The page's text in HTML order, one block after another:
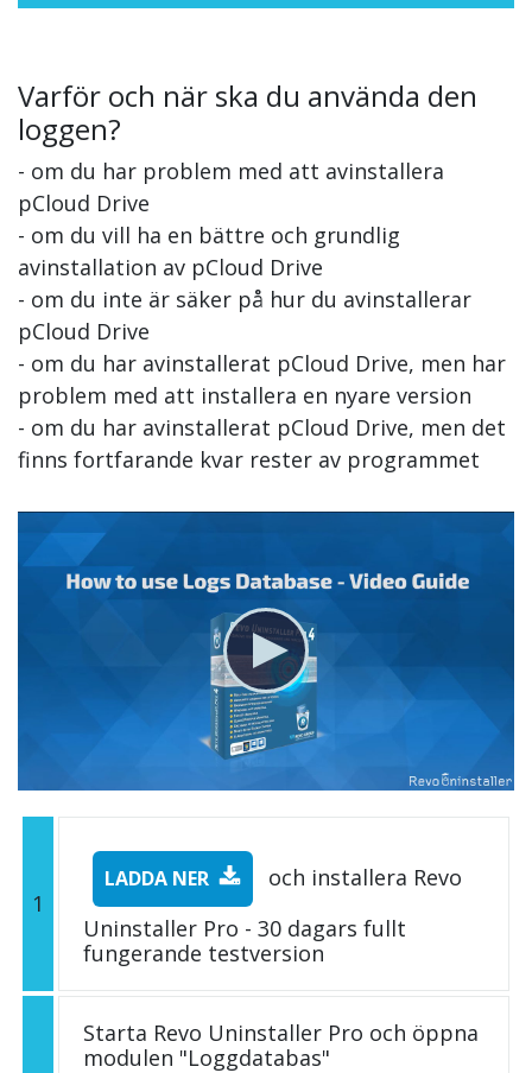
Varför och när ska du använda den
loggen?
- om du har problem med att avinstallera
pCloud Drive
- om du vill ha en bättre och grundlig
avinstallation av pCloud Drive
- om du inte är säker på hur du avinstallerar
pCloud Drive
- om du har avinstallerat pCloud Drive, men har
problem med att installera en nyare version
- om du har avinstallerat pCloud Drive, men det
finns fortfarande kvar rester av programmet
1
LADDA NER
och installera Revo
Uninstaller Pro - 30 dagars fullt
fungerande testversion
Starta Revo Uninstaller Pro och öppna
modulen "Loggdatabas"